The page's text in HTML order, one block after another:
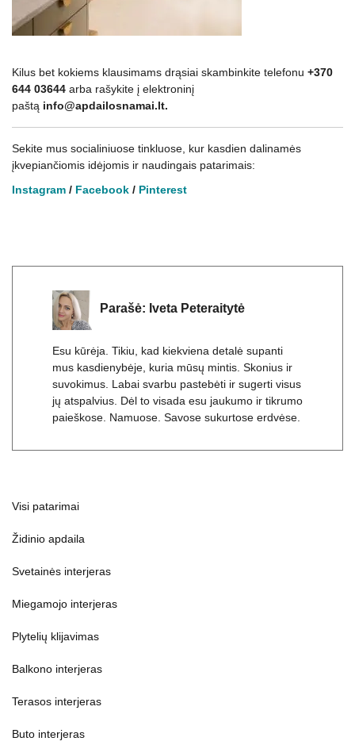
Kilus bet kokiems klausimams drąsiai skambinkite telefonu +370
644 03644 arba rašykite į elektroninį
paštą info@apdailosnamai.lt.
Sekite mus socialiniuose tinkluose, kur kasdien dalinamės
įkvepiančiomis idėjomis ir naudingais patarimais:
Instagram / Facebook / Pinterest
Parašė: Iveta Peteraitytė
Esu kūrėja. Tikiu, kad kiekviena detalė supanti
mus kasdienybėje, kuria mūsų mintis. Skonius ir
suvokimus. Labai svarbu pastebėti ir sugerti visus
jų atspalvius. Dėl to visada esu jaukumo ir tikrumo
paieškose. Namuose. Savose sukurtose erdvėse.
Visi patarimai
Židinio apdaila
Svetainės interjeras
Miegamojo interjeras
Plytelių klijavimas
Balkono interjeras
Terasos interjeras
Buto interjeras